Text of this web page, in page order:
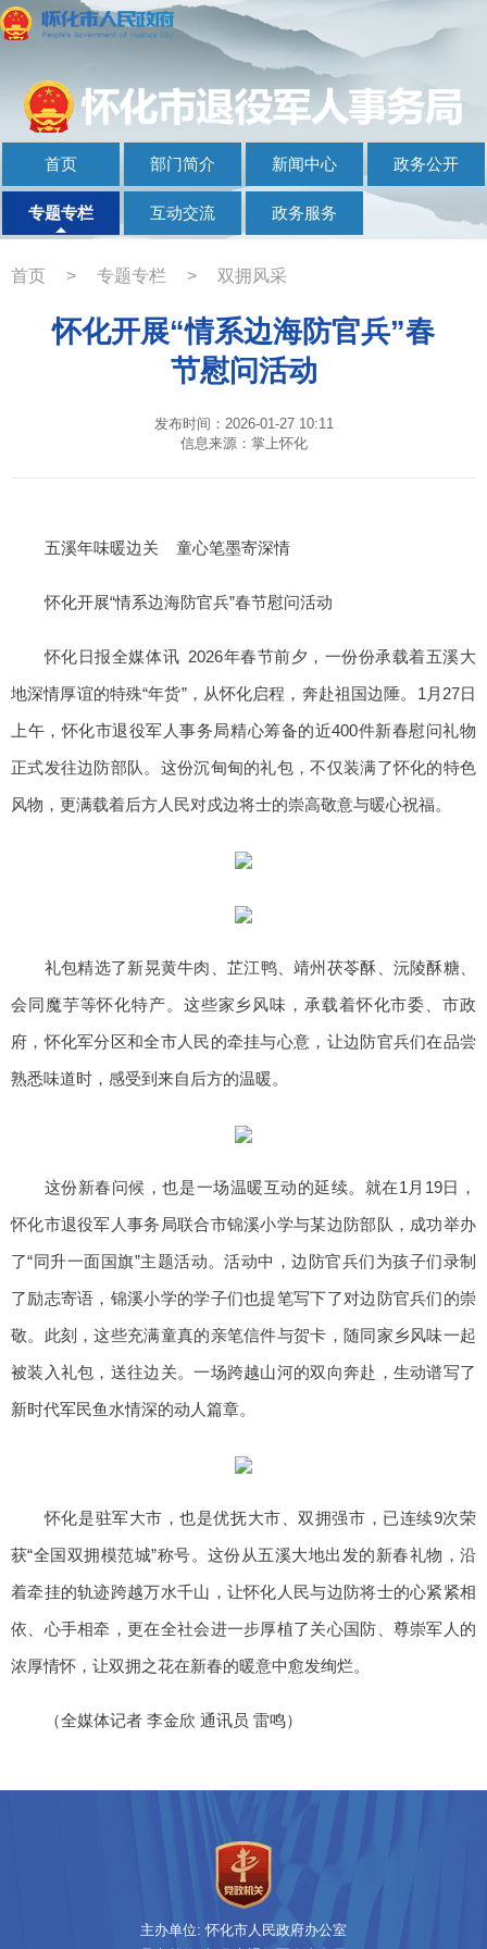
首页 部门简介 新闻中心 政务公开
专题专栏 互动交流 政务服务
首页 > 专题专栏 > 双拥风采
怀化开展“情系边海防官兵”春
节慰问活动
发布时间：2026-01-27 10:11
信息来源：掌上怀化
五溪年味暖边关 童心笔墨寄深情
怀化开展“情系边海防官兵”春节慰问活动
怀化日报全媒体讯 2026年春节前夕，一份份承载着五溪大
地深情厚谊的特殊“年货”，从怀化启程，奔赴祖国边陲。1月27日
上午，怀化市退役军人事务局精心筹备的近400件新春慰问礼物
正式发往边防部队。这份沉甸甸的礼包，不仅装满了怀化的特色
风物，更满载着后方人民对戍边将士的崇高敬意与暖心祝福。
礼包精选了新晃黄牛肉、芷江鸭、靖州茯苓酥、沅陵酥糖、
会同魔芋等怀化特产。这些家乡风味，承载着怀化市委、市政
府，怀化军分区和全市人民的牵挂与心意，让边防官兵们在品尝
熟悉味道时，感受到来自后方的温暖。
这份新春问候，也是一场温暖互动的延续。就在1月19日，
怀化市退役军人事务局联合市锦溪小学与某边防部队，成功举办
了“同升一面国旗”主题活动。活动中，边防官兵们为孩子们录制
了励志寄语，锦溪小学的学子们也提笔写下了对边防官兵们的崇
敬。此刻，这些充满童真的亲笔信件与贺卡，随同家乡风味一起
被装入礼包，送往边关。一场跨越山河的双向奔赴，生动谱写了
新时代军民鱼水情深的动人篇章。
怀化是驻军大市，也是优抚大市、双拥强市，已连续9次荣
获“全国双拥模范城”称号。这份从五溪大地出发的新春礼物，沿
着牵挂的轨迹跨越万水千山，让怀化人民与边防将士的心紧紧相
依、心手相牵，更在全社会进一步厚植了关心国防、尊崇军人的
浓厚情怀，让双拥之花在新春的暖意中愈发绚烂。
（全媒体记者 李金欣 通讯员 雷鸣）
主办单位: 怀化市人民政府办公室